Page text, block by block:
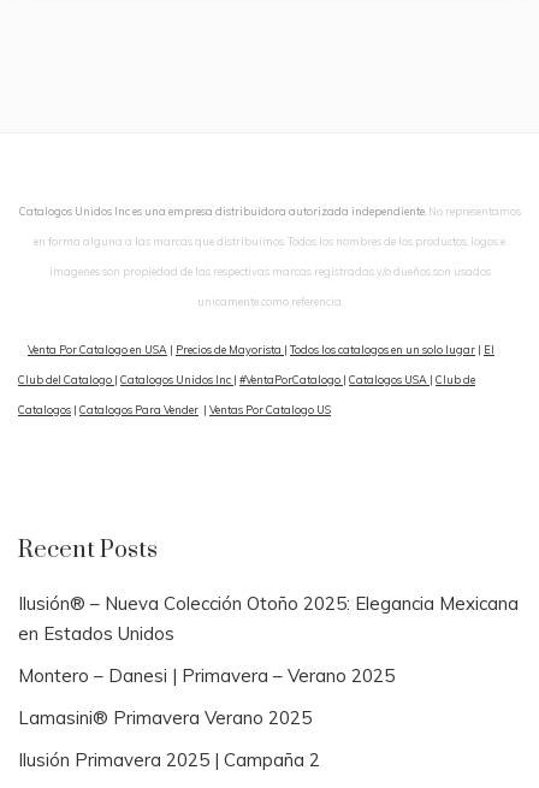
Catalogos Unidos Inc es una empresa distribuidora autorizada independiente. No representamos
en forma alguna a las marcas que distribuimos. Todos los nombres de los productos, logos e
imagenes son propiedad de las respectivas marcas registradas y/o dueños son usados
unicamente como referencia.
Venta Por Catalogo en USA | Precios de Mayorista | Todos los catalogos en un solo lugar | El
Club del Catalogo | Catalogos Unidos Inc | #VentaPorCatalogo | Catalogos USA | Club de
Catalogos | Catalogos Para Vender | Ventas Por Catalogo US
Recent Posts
Ilusión® – Nueva Colección Otoño 2025: Elegancia Mexicana
en Estados Unidos
Montero – Danesi | Primavera – Verano 2025
Lamasini® Primavera Verano 2025
Ilusión Primavera 2025 | Campaña 2